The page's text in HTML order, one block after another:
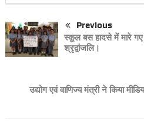
Previous
स्कूल बस हादसे में मारे गए
श्रृद्वांजलि।
उद्योग एवं वाणिज्य मंत्री ने किया